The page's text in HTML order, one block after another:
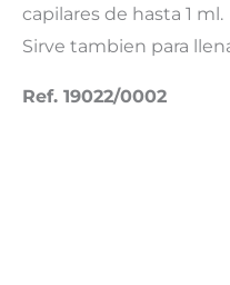
capilares de hasta 1 ml.
Sirve tambien para
Ref. 19022/0002